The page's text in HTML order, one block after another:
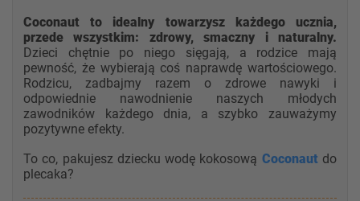
Coconaut to idealny towarzysz każdego ucznia,
przede wszystkim: zdrowy, smaczny i naturalny.
Dzieci chętnie po niego sięgają, a rodzice mają
pewność, że wybierają coś naprawdę wartościowego.
Rodzicu, zadbajmy razem o zdrowe nawyki i
odpowiednie nawodnienie naszych młodych
zawodników każdego dnia, a szybko zauważymy
pozytywne efekty.
To co, pakujesz dziecku wodę kokosową Coconaut do
plecaka?